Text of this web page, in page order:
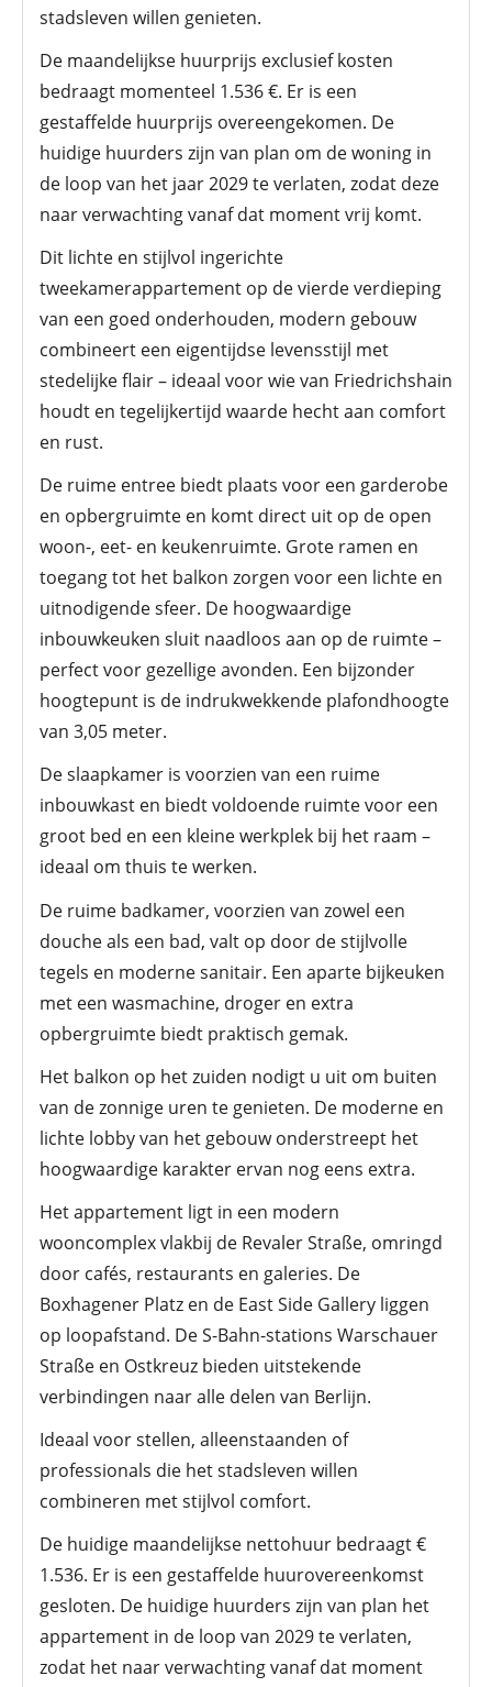
stadsleven willen genieten.
De maandelijkse huurprijs exclusief kosten
bedraagt momenteel 1.536 €. Er is een
gestaffelde huurprijs overeengekomen. De
huidige huurders zijn van plan om de woning in
de loop van het jaar 2029 te verlaten, zodat deze
naar verwachting vanaf dat moment vrij komt.
Dit lichte en stijlvol ingerichte
tweekamerappartement op de vierde verdieping
van een goed onderhouden, modern gebouw
combineert een eigentijdse levensstijl met
stedelijke flair – ideaal voor wie van Friedrichshain
houdt en tegelijkertijd waarde hecht aan comfort
en rust.
De ruime entree biedt plaats voor een garderobe
en opbergruimte en komt direct uit op de open
woon-, eet- en keukenruimte. Grote ramen en
toegang tot het balkon zorgen voor een lichte en
uitnodigende sfeer. De hoogwaardige
inbouwkeuken sluit naadloos aan op de ruimte –
perfect voor gezellige avonden. Een bijzonder
hoogtepunt is de indrukwekkende plafondhoogte
van 3,05 meter.
De slaapkamer is voorzien van een ruime
inbouwkast en biedt voldoende ruimte voor een
groot bed en een kleine werkplek bij het raam –
ideaal om thuis te werken.
De ruime badkamer, voorzien van zowel een
douche als een bad, valt op door de stijlvolle
tegels en moderne sanitair. Een aparte bijkeuken
met een wasmachine, droger en extra
opbergruimte biedt praktisch gemak.
Het balkon op het zuiden nodigt u uit om buiten
van de zonnige uren te genieten. De moderne en
lichte lobby van het gebouw onderstreept het
hoogwaardige karakter ervan nog eens extra.
Het appartement ligt in een modern
wooncomplex vlakbij de Revaler Straße, omringd
door cafés, restaurants en galeries. De
Boxhagener Platz en de East Side Gallery liggen
op loopafstand. De S-Bahn-stations Warschauer
Straße en Ostkreuz bieden uitstekende
verbindingen naar alle delen van Berlijn.
Ideaal voor stellen, alleenstaanden of
professionals die het stadsleven willen
combineren met stijlvol comfort.
De huidige maandelijkse nettohuur bedraagt €
1.536. Er is een gestaffelde huurovereenkomst
gesloten. De huidige huurders zijn van plan het
appartement in de loop van 2029 te verlaten,
zodat het naar verwachting vanaf dat moment